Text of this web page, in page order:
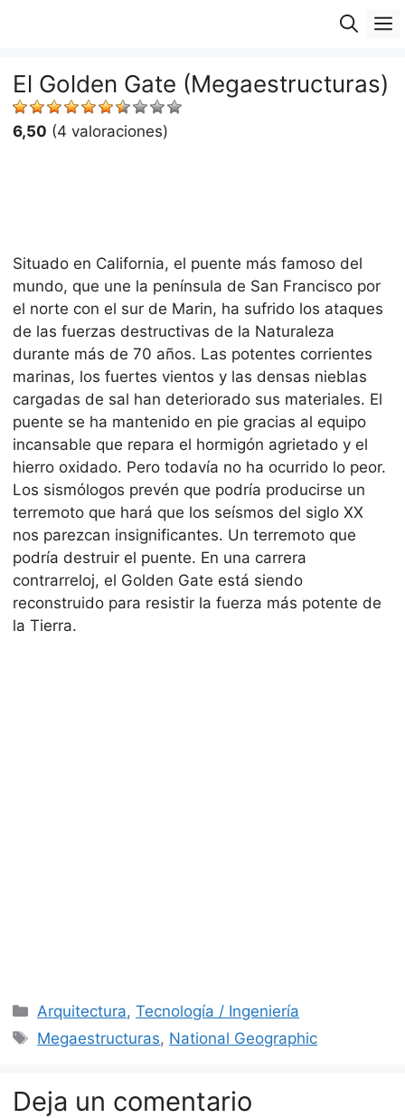
El Golden Gate (Megaestructuras)
6,50 (4 valoraciones)
Situado en California, el puente más famoso del
mundo, que une la península de San Francisco por
el norte con el sur de Marin, ha sufrido los ataques
de las fuerzas destructivas de la Naturaleza
durante más de 70 años. Las potentes corrientes
marinas, los fuertes vientos y las densas nieblas
cargadas de sal han deteriorado sus materiales. El
puente se ha mantenido en pie gracias al equipo
incansable que repara el hormigón agrietado y el
hierro oxidado. Pero todavía no ha ocurrido lo peor.
Los sismólogos prevén que podría producirse un
terremoto que hará que los seísmos del siglo XX
nos parezcan insignificantes. Un terremoto que
podría destruir el puente. En una carrera
contrarreloj, el Golden Gate está siendo
reconstruido para resistir la fuerza más potente de
la Tierra.
Categorías
Arquitectura,Tecnología / Ingeniería
Etiquetas
Megaestructuras, National Geographic
Deja un comentario